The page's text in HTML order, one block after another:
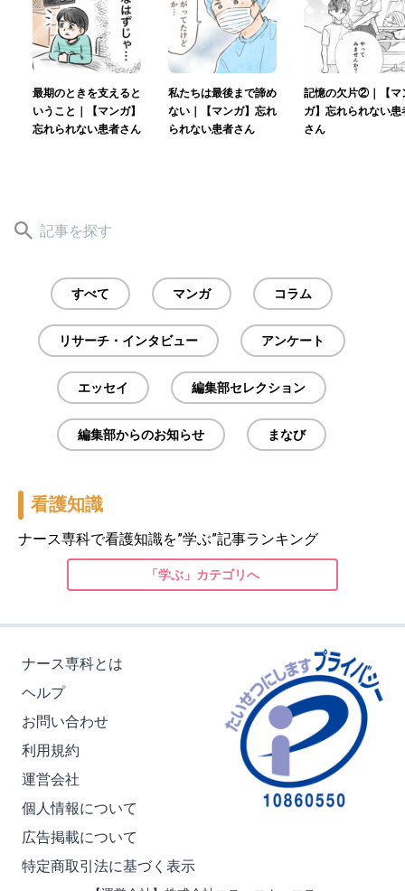
最期のときを支えると
いうこと｜【マンガ】
忘れられない患者さん
私たちは最後まで諦め
ない｜【マンガ】忘れ
られない患者さん
記憶の欠片②｜【マ
ガ】忘れられない患
さん
すべて マンガ コラム
リサーチ・インタビュー アンケート
エッセイ 編集部セレクション
編集部からのお知らせ まなび
看護知識
ナース専科で看護知識を”学ぶ”記事ランキング
「学ぶ」カテゴリへ
ナース専科とは
ヘルプ
お問い合わせ
利用規約
運営会社
個人情報について
広告掲載について
特定商取引法に基づく表示